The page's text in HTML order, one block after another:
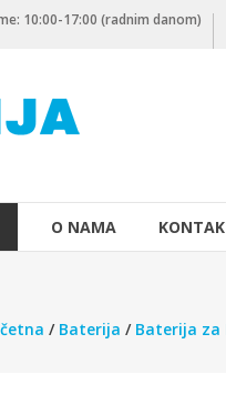
10:00-17:00 (radnim danom)
O NAMA
/ Baterija / Baterija za